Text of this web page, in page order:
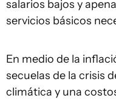
salarios bajos y
servicios básicos
En medio de la
secuelas de la crisis
climática y una